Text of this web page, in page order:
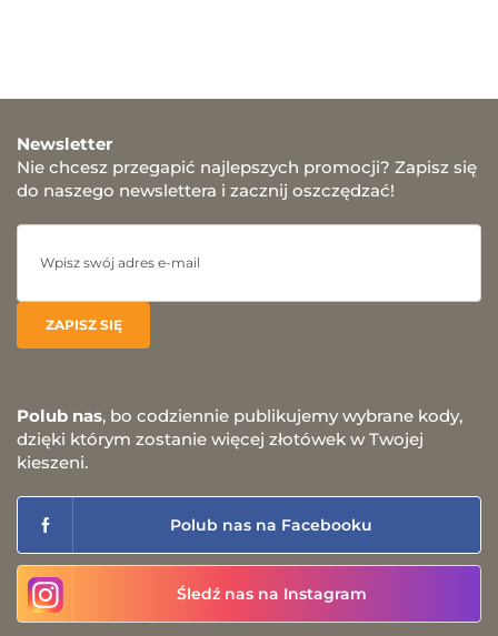
Newsletter
Nie chcesz przegapić najlepszych promocji? Zapisz się
do naszego newslettera i zacznij oszczędzać!
Polub nas, bo codziennie publikujemy wybrane kody,
dzięki którym zostanie więcej złotówek w Twojej
kieszeni.
Polub nas na Facebooku
Śledź nas na Instagram